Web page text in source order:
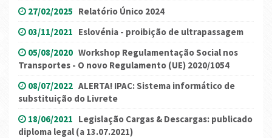
27/02/2025 Relatório Único 2024
03/11/2021 Eslovénia - proibição de ultrapassagem
05/08/2020 Workshop Regulamentação Social nos
Transportes - O novo Regulamento (UE) 2020/1054
08/07/2022 ALERTA! IPAC: Sistema informático de
substituição do Livrete
18/06/2021 Legislação Cargas & Descargas: publicado
diploma legal (a 13.07.2021)